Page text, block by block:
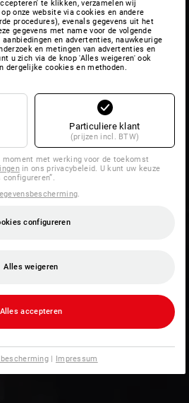
te klikken, verzamelen wij
onze website via cookies en andere
procedures), evenals gegevens uit het
gegevens met name voor de volgende
en advertenties, nauwkeurige
en metingen van advertenties en
u zich via de knop 'Alles weigeren' ook
dergelijke cookies en methoden.
Particuliere klant
(prijzen incl. BTW)
met werking voor de toekomst
in ons privacybeleid. U kunt uw keuze
configureren”.
.
configureren
Alles weigeren
Alles accepteren
| Impressum